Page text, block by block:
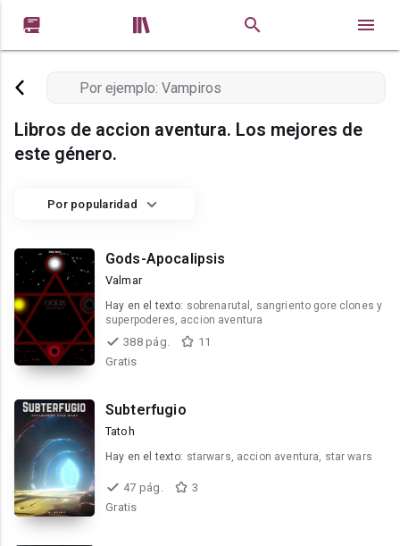
 
Libros de accion aventura. Los mejores de
este género.
Por popularidad
Gods-Apocalipsis
Valmar
Hay en el texto: sobrenarutal, sangriento gore clones y
superpoderes, accion aventura
388 pág.
11
Gratis
Subterfugio
Tatoh
Hay en el texto: starwars, accion aventura, star wars
47 pág.
3
Gratis